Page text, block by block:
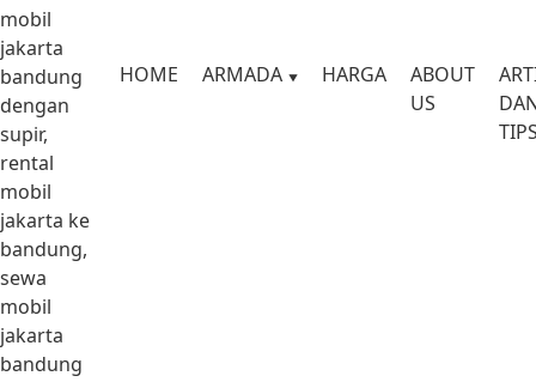
mobil
jakarta
bandung
dengan
supir,
rental
mobil
jakarta ke
bandung,
sewa
mobil
jakarta
bandung
HOME ARMADA HARGA
ABOUT
US